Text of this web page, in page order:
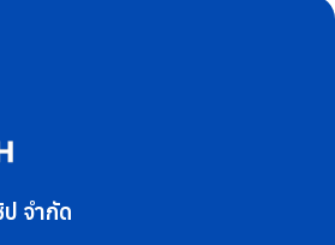
จำกัด